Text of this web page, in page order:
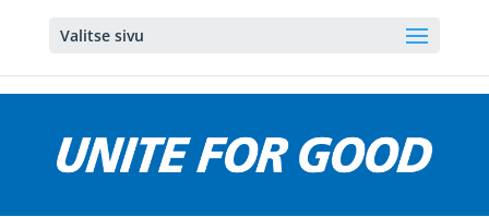
Valitse sivu